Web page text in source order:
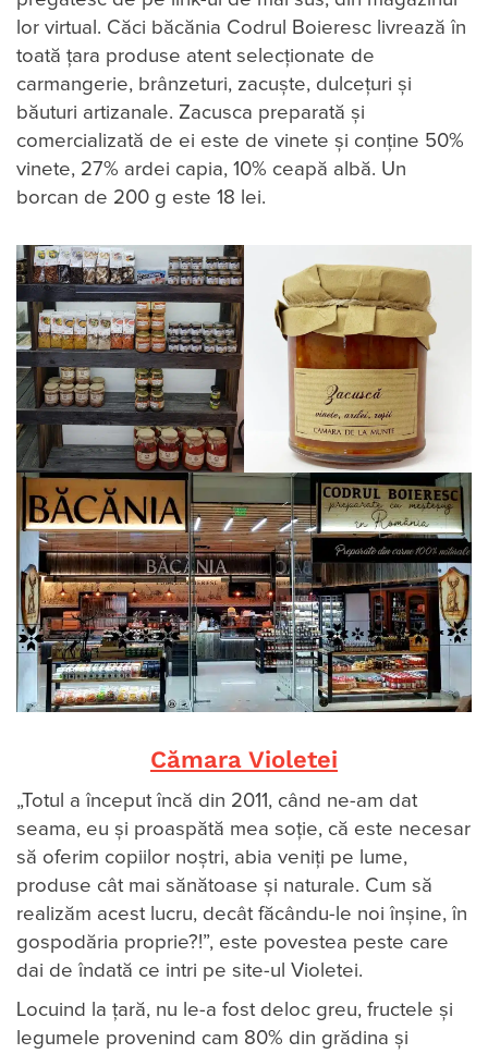
lor virtual. Căci băcănia Codrul Boieresc livrează în
toată țara produse atent selecționate de
carmangerie, brânzeturi, zacuște, dulcețuri și
băuturi artizanale. Zacusca preparată și
comercializată de ei este de vinete și conține 50%
vinete, 27% ardei capia, 10% ceapă albă. Un
borcan de 200 g este 18 lei.
Cămara Violetei
„Totul a început încă din 2011, când ne-am dat
seama, eu și proaspătă mea soție, că este necesar
să oferim copiilor noștri, abia veniți pe lume,
produse cât mai sănătoase și naturale. Cum să
realizăm acest lucru, decât făcându-le noi înșine, în
gospodăria proprie?!”, este povestea peste care
dai de îndată ce intri pe site-ul Violetei.
Locuind la țară, nu le-a fost deloc greu, fructele și
legumele provenind cam 80% din grădina și